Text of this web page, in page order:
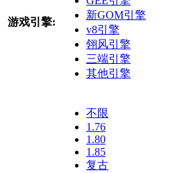
游戏引擎:
新GOM引擎
v8引擎
翎风引擎
三端引擎
其他引擎
不限
1.76
1.80
1.85
复古